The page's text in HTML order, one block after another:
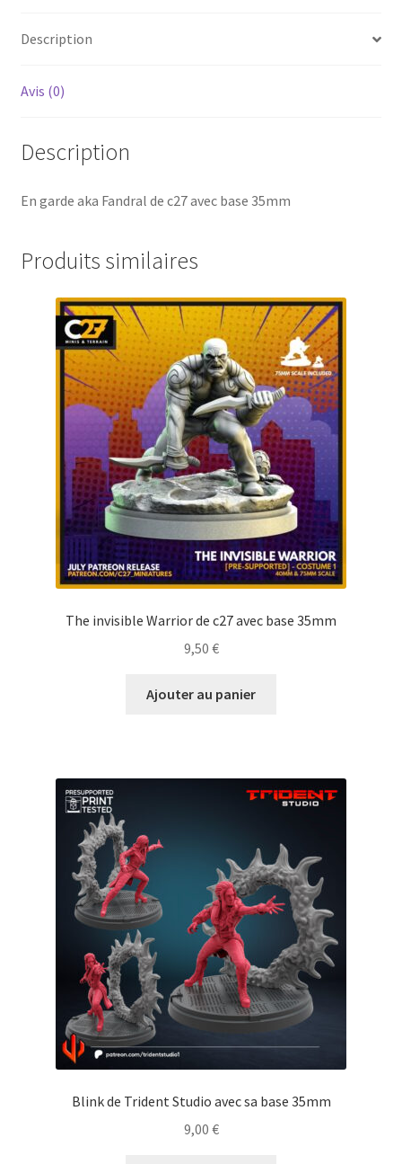
Description
Avis (0)
Description
En garde aka Fandral de c27 avec base 35mm
Produits similaires
The invisible Warrior de c27 avec base 35mm
9,50 €
Ajouter au panier
Blink de Trident Studio avec sa base 35mm
9,00 €